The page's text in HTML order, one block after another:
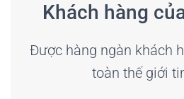
Khách hàng
Được hàng ngàn khách
toàn thế giới